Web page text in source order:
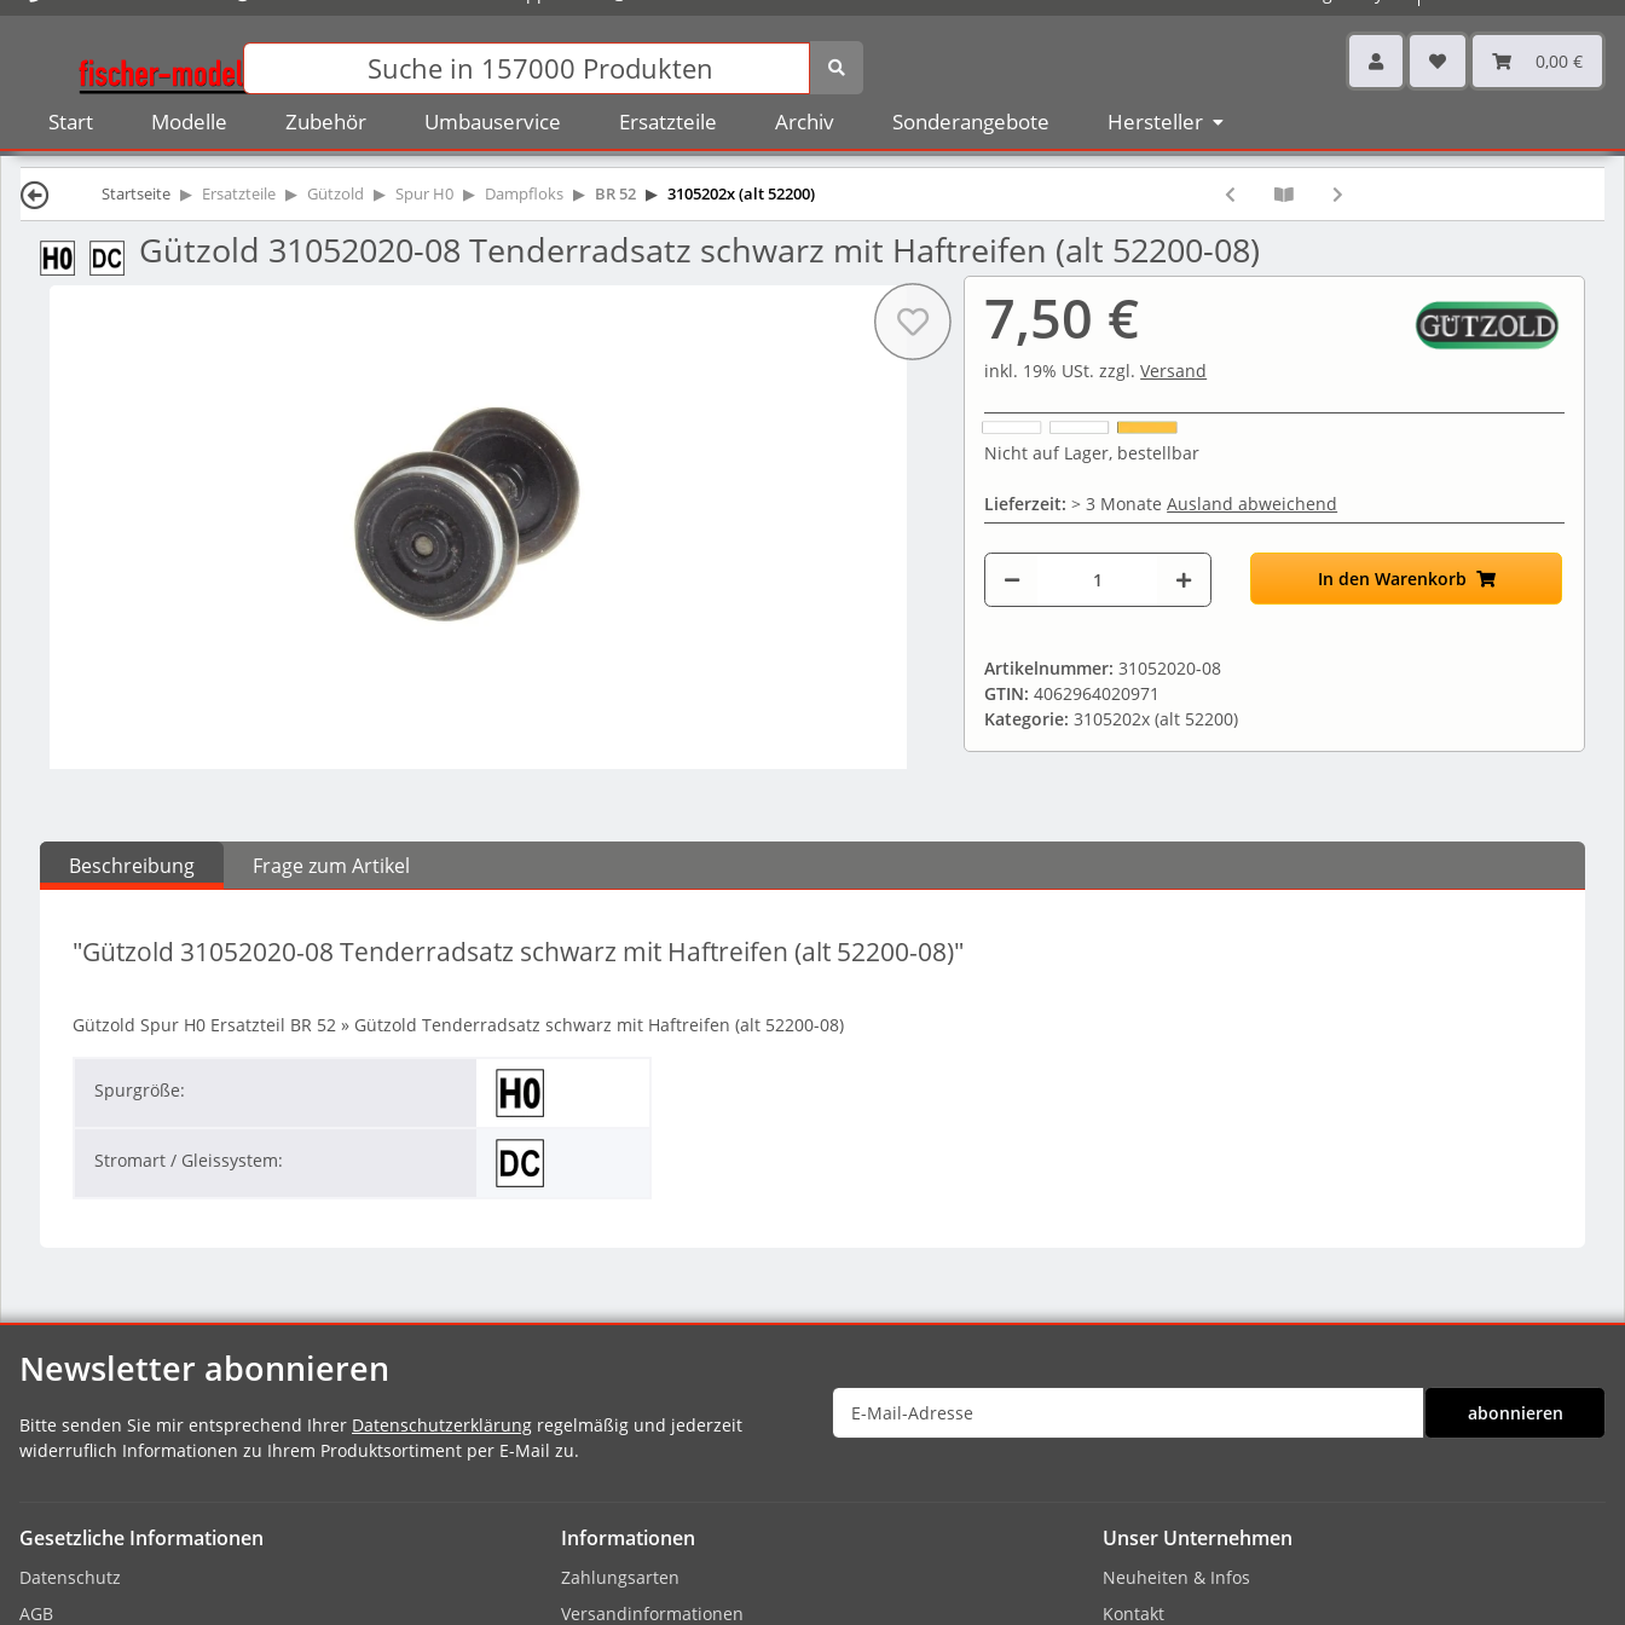
0,00 €
Start Modelle Zubehör Umbauservice Ersatzteile Archiv Sonderangebote Hersteller
Startseite Ersatzteile Gützold Spur H0 Dampfloks BR 52 3105202x (alt 52200)
Gützold 31052020-08 Tenderradsatz schwarz mit Haftreifen (alt 52200-08)
7,50 €
inkl. 19% USt. zzgl.Versand
Nicht auf Lager, bestellbar
Lieferzeit:> 3 MonateAusland abweichend
In den Warenkorb
Artikelnummer:31052020-08
GTIN: 4062964020971
Kategorie:3105202x (alt 52200)
Beschreibung Frage zum Artikel
"Gützold 31052020-08 Tenderradsatz schwarz mit Haftreifen (alt 52200-08)"
Gützold Spur H0 Ersatzteil BR 52 » Gützold Tenderradsatz schwarz mit Haftreifen (alt 52200-08)
Spurgröße:
Stromart / Gleissystem:
Newsletter abonnieren
Bitte senden Sie mir entsprechend Ihrer Datenschutzerklärung regelmäßig und jederzeit
widerruflich Informationen zu Ihrem Produktsortiment per E-Mail zu.
abonnieren
Gesetzliche Informationen
Datenschutz
AGB
Informationen
Zahlungsarten
Versandinformationen
Unser Unternehmen
Neuheiten & Infos
Kontakt